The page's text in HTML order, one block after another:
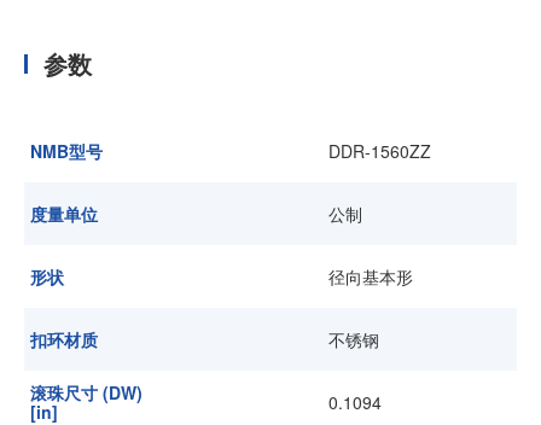
企业信息
加入我们
参数
NMB型号 DDR-1560ZZ
度量单位 公制
形状 径向基本形
扣环材质 不锈钢
滚珠尺寸 (DW)
[in]
0.1094